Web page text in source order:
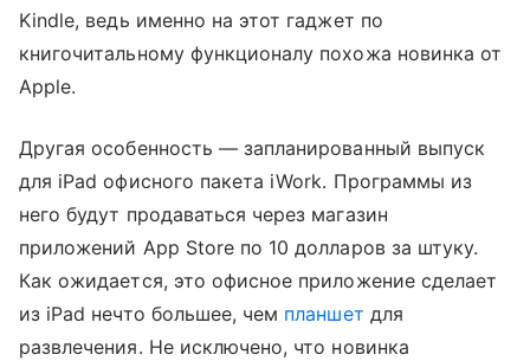
Kindle, ведь именно на этот гаджет по
книгочитальному функционалу похожа новинка от
Apple.
Другая особенность — запланированный выпуск
для iPad офисного пакета iWork. Программы из
него будут продаваться через магазин
приложений App Store по 10 долларов за штуку.
Как ожидается, это офисное приложение сделает
из iPad нечто большее, чем планшет для
развлечения. Не исключено, что новинка